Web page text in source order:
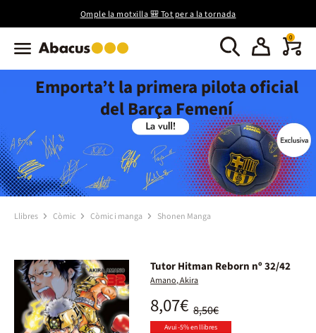
Omple la motxilla 🎒 Tot per a la tornada
0
Emporta’t la primera pilota oficial
del Barça Femení
Llibres Còmic Còmic i manga Shonen Manga
Tutor Hitman Reborn nº 32/42
Amano, Akira
8,50€
8,07€
Avui -5% en llibres